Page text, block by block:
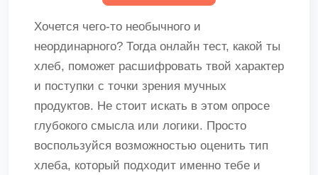
Хочется чего-то необычного и
неординарного? Тогда онлайн тест, какой ты
хлеб, поможет расшифровать твой характер
и поступки с точки зрения мучных
продуктов. Не стоит искать в этом опросе
глубокого смысла или логики. Просто
воспользуйся возможностью оценить тип
хлеба, который подходит именно тебе и